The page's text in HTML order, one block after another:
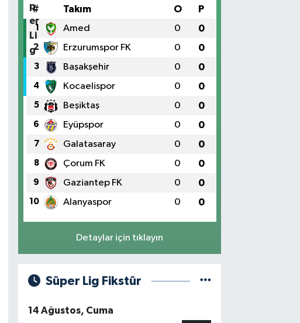
# Takım O P
1 Amed 0 0
2 Erzurumspor FK 0 0
3 Başakşehir 0 0
4 Kocaelispor 0 0
5 Beşiktaş 0 0
6 Eyüpspor 0 0
7 Galatasaray 0 0
8 Çorum FK 0 0
9 Gaziantep FK 0 0
10 Alanyaspor 0 0
Detaylar için tıklayın
Süper Lig Fikstür
14 Ağustos, Cuma